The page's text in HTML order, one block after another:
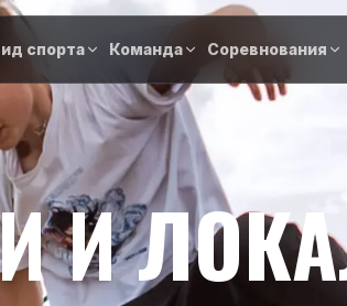
спорта Команда Соревнования
И